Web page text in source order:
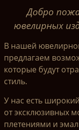
Добро
ювелирных
В нашей
предлагаем
которые будут
стиль.
У нас есть
от эксклюзивных
плетениями и